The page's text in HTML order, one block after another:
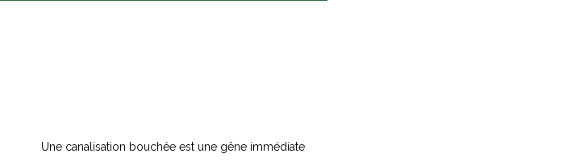
Une canalisation bouchée est une gêne immédiate